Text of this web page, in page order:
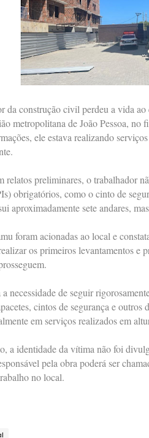
da construção civil perdeu a vida
metropolitana de João Pessoa, no
ele estava realizando
relatos preliminares, o trabalhador
obrigatórios, como o cinto de
aproximadamente sete andares,
foram acionadas ao local e
os primeiros levantamentos e
necessidade de seguir
cintos de segurança e outros
em serviços realizados em
a identidade da vítima não foi
pela obra poderá ser
no local.